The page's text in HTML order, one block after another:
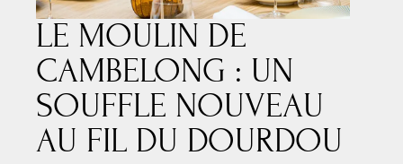
LE MOULIN DE
CAMBELONG : UN
SOUFFLE NOUVEAU
AU FIL DU DOURDOU